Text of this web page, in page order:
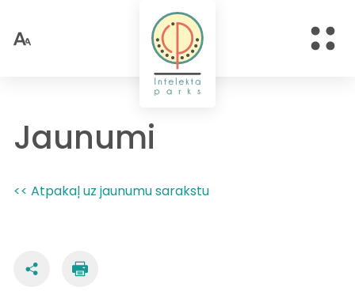
Jaunumi
<< Atpakaļ uz jaunumu sarakstu